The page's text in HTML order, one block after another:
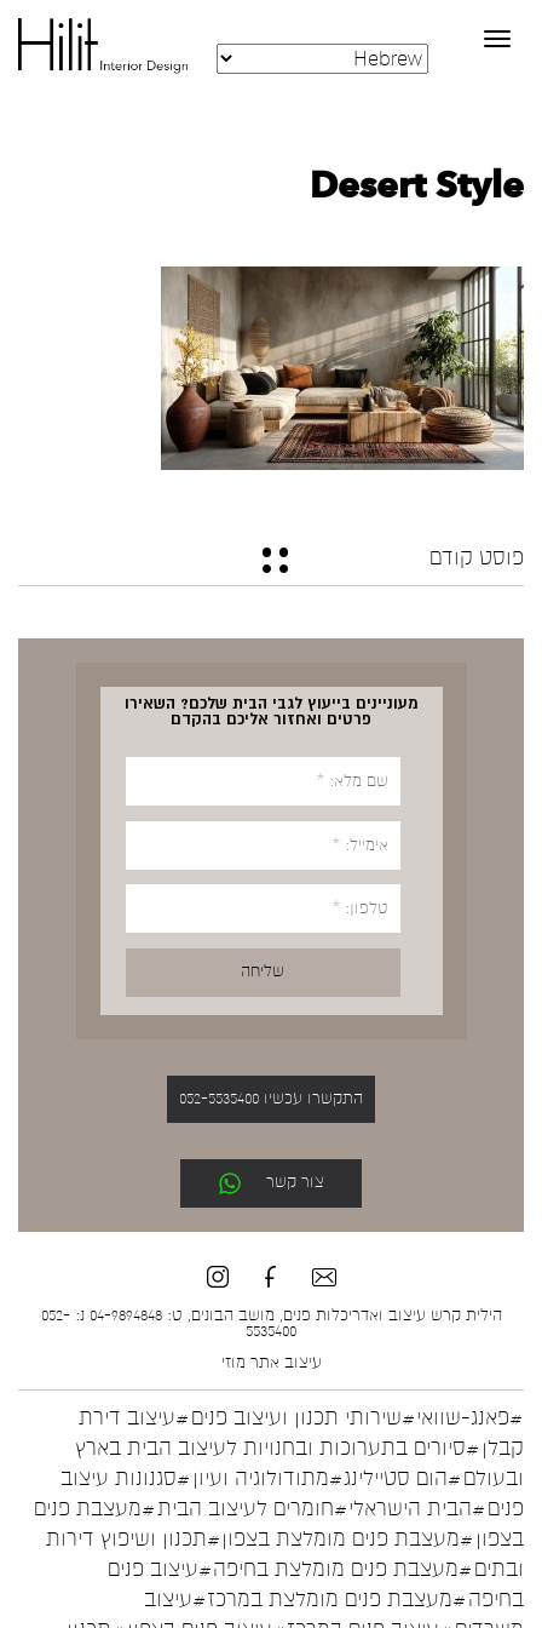
Toggle
navigation
Desert Style
פוסט קודם
מעוניינים בייעוץ לגבי הבית שלכם? השאירו
פרטים ואחזור אליכם בהקדם
התקשרו עכשיו 052-5535400
צור קשר
הילית קרש עיצוב ואדריכלות פנים, מושב הבונים, ט: 04-9894848 נ: 052-
5535400
עיצוב אתר מוזי
#פאנג-שוואי#שירותי תכנון ועיצוב פנים#עיצוב דירת
קבלן #סיורים בתערוכות ובחנויות לעיצוב הבית בארץ
ובעולם#הום סטיילינג#מתודולוגיה ועיון #סגנונות עיצוב
פנים#הבית הישראלי#חומרים לעיצוב הבית#מעצבת פנים
בצפון #מעצבת פנים מומלצת בצפון#תכנון ושיפוץ דירות
ובתים#מעצבת פנים מומלצת בחיפה#עיצוב פנים
בחיפה#מעצבת פנים מומלצת במרכז#עיצוב